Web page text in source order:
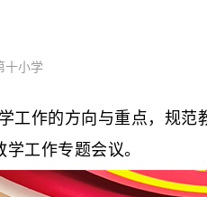
十小学
作的方向与重点，规范
工作专题会议。